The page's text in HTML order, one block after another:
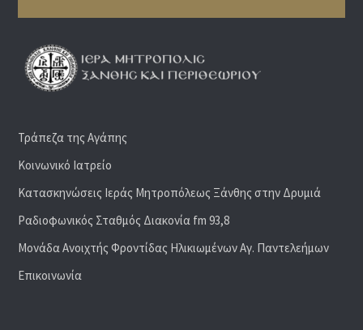
Τράπεζα της Αγάπης
Κοινωνικό Ιατρείο
Κατασκηνώσεις Ιεράς Μητροπόλεως Ξάνθης στην Δρυμιά
Ραδιoφωνικός Σταθμός Διακονία fm 93,8
Μονάδα Ανοιχτής Φροντίδας Ηλικιωμένων Αγ. Παντελεήμων
Επικοινωνία